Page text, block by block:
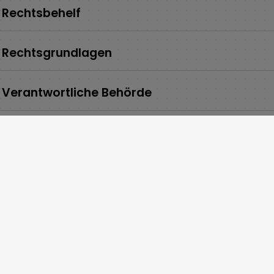
Rechtsbehelf
Rechtsgrundlagen
Verantwortliche Behörde